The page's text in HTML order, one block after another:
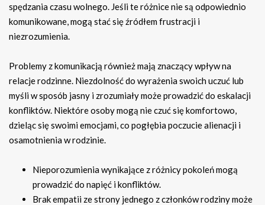
spędzania czasu wolnego. Jeśli te różnice nie są odpowiednio
komunikowane, mogą stać się źródłem frustracji i
niezrozumienia.
Problemy z komunikacją również mają znaczący wpływ na
relacje rodzinne. Niezdolność do wyrażenia swoich uczuć lub
myśli w sposób jasny i zrozumiały może prowadzić do eskalacji
konfliktów. Niektóre osoby mogą nie czuć się komfortowo,
dzieląc się swoimi emocjami, co pogłębia poczucie alienacji i
osamotnienia w rodzinie.
Nieporozumienia wynikające z różnicy pokoleń mogą
prowadzić do napięć i konfliktów.
Brak empatii ze strony jednego z członków rodziny może